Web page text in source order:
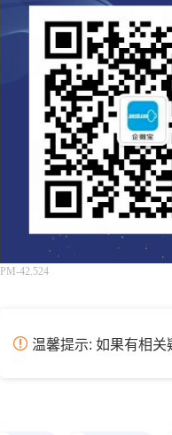
PM-42.524
温馨提示: 如果有相